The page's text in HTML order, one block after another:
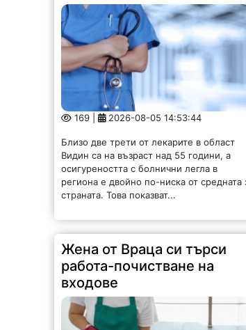
169 | 2026-08-05 14:53:44
Близо две трети от лекарите в област
Видин са на възраст над 55 години, а
осигуреността с болнични легла в
региона е двойно по-ниска от средната
страната. Това показват...
Жена от Враца си търси
работа-почистване на
входове